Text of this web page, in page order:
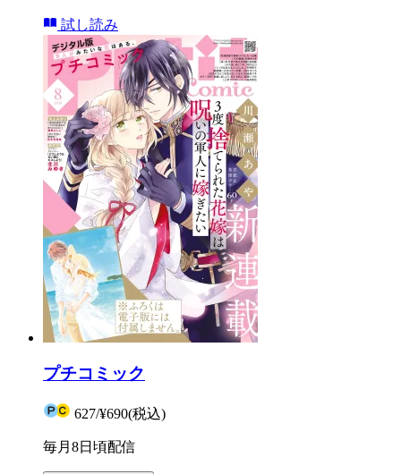
試し読み
プチコミック
627/¥690(税込)
毎月8日頃配信